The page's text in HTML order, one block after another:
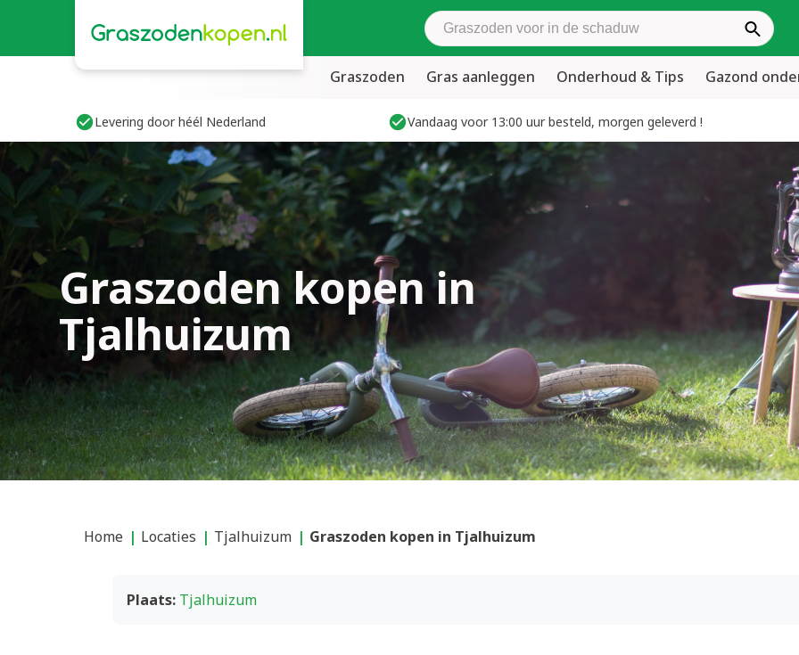
Zoek graszoden
Graszoden Gras aanleggen Onderhoud & Tips Gazond
Levering door héél Nederland Vandaag voor 13:00 uur besteld, morgen geleverd !
Graszoden kopen in
Tjalhuizum
Home Locaties Tjalhuizum Graszoden kopen in Tjalhuizum
Plaats: Tjalhuizum